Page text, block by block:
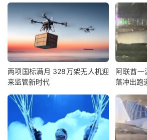
两项国标满月 328万架无人机迎
来监管新时代
阿联酋
落冲出跑